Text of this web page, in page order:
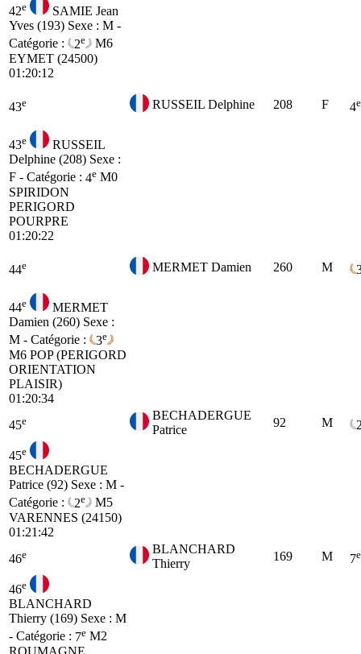
42e
SAMIE Jean
Yves (193) Sexe : M -
Catégorie :
2e
M6
EYMET (24500)
01:20:12
43e RUSSEIL Delphine 208 F 4e
43e
RUSSEIL
Delphine (208) Sexe :
F - Catégorie : 4e M0
SPIRIDON
PERIGORD
POURPRE
01:20:22
44e MERMET Damien 260 M
44e
MERMET
Damien (260) Sexe :
M - Catégorie :
3e
M6 POP (PERIGORD
ORIENTATION
PLAISIR)
01:20:34
45e
BECHADERGUE
Patrice
92 M
45e
BECHADERGUE
Patrice (92) Sexe : M -
Catégorie :
2e
M5
VARENNES (24150)
01:21:42
46e
BLANCHARD
Thierry
169 M 7e
46e
BLANCHARD
Thierry (169) Sexe : M
- Catégorie : 7e M2
ROUMAGNE